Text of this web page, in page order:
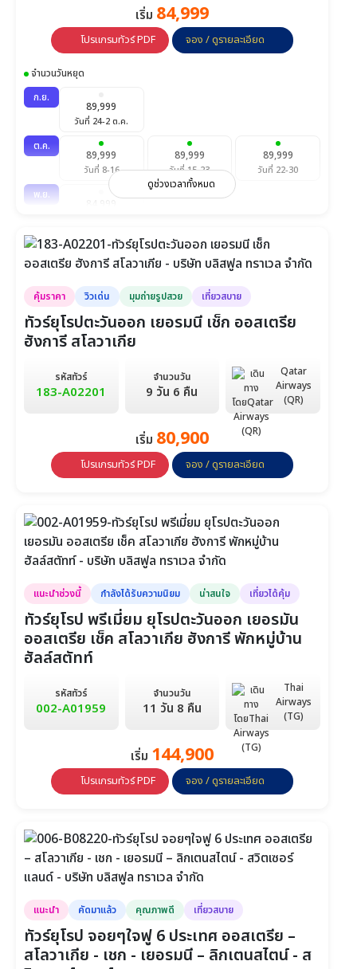
เริ่ม 84,999
โปรแกรมทัวร์ PDF จอง / ดูรายละเอียด
จำนวนวันหยุด
ก.ย.
89,999
วันที่ 24-2 ต.ค.
ต.ค.
89,999
วันที่ 8-16
89,999
วันที่ 15-23
89,999
วันที่ 22-30
พ.ย.
ธ.ค.
84,999
วันที่ 1-9
84,999
วันที่ 11-19
94,999
วันที่ 24-1 ม.ค.
ดูช่วงเวลาทั้งหมด
คุ้มราคา วิวเด่น มุมถ่ายรูปสวย เที่ยวสบาย
ทัวร์ยุโรปตะวันออก เยอรมนี เช็ก ออสเตรีย
ฮังการี สโลวาเกีย
รหัสทัวร์
183-A02201
จำนวนวัน
9 วัน 6 คืน
Qatar
Airways
(QR)
เริ่ม 80,900
โปรแกรมทัวร์ PDF จอง / ดูรายละเอียด
แนะนำช่วงนี้ กำลังได้รับความนิยม น่าสนใจ เที่ยวได้คุ้ม
ทัวร์ยุโรป พรีเมี่ยม ยุโรปตะวันออก เยอรมัน
ออสเตรีย เช็ค สโลวาเกีย ฮังการี พักหมู่บ้าน
ฮัลล์สตัทท์
รหัสทัวร์
002-A01959
จำนวนวัน
11 วัน 8 คืน
Thai
Airways
(TG)
เริ่ม 144,900
โปรแกรมทัวร์ PDF จอง / ดูรายละเอียด
แนะนำ คัดมาแล้ว คุณภาพดี เที่ยวสบาย
ทัวร์ยุโรป จอยๆใจฟู 6 ประเทศ ออสเตรีย –
สโลวาเกีย - เชก - เยอรมนี – ลิกเตนสไตน์ - ส